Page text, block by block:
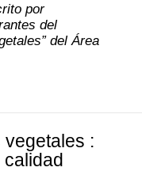
por
del
del Área
: